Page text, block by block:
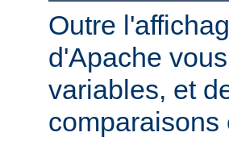
Outre
d'Apache
variables, et
comparaisons